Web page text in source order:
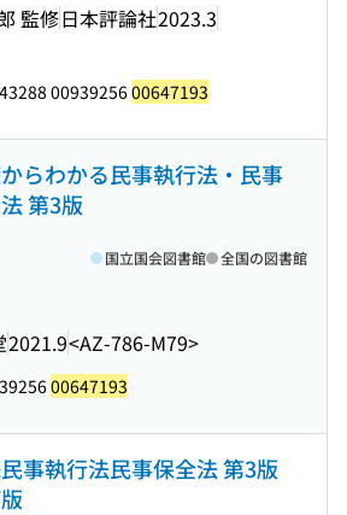
監修日本評論社2023.3
0093925600647193
らわかる民事執行法・民事
第3版
2021.9<AZ-786-M79>
国立国会図書館 全国の図書館
00647193
事執行法民事保全法 第3版